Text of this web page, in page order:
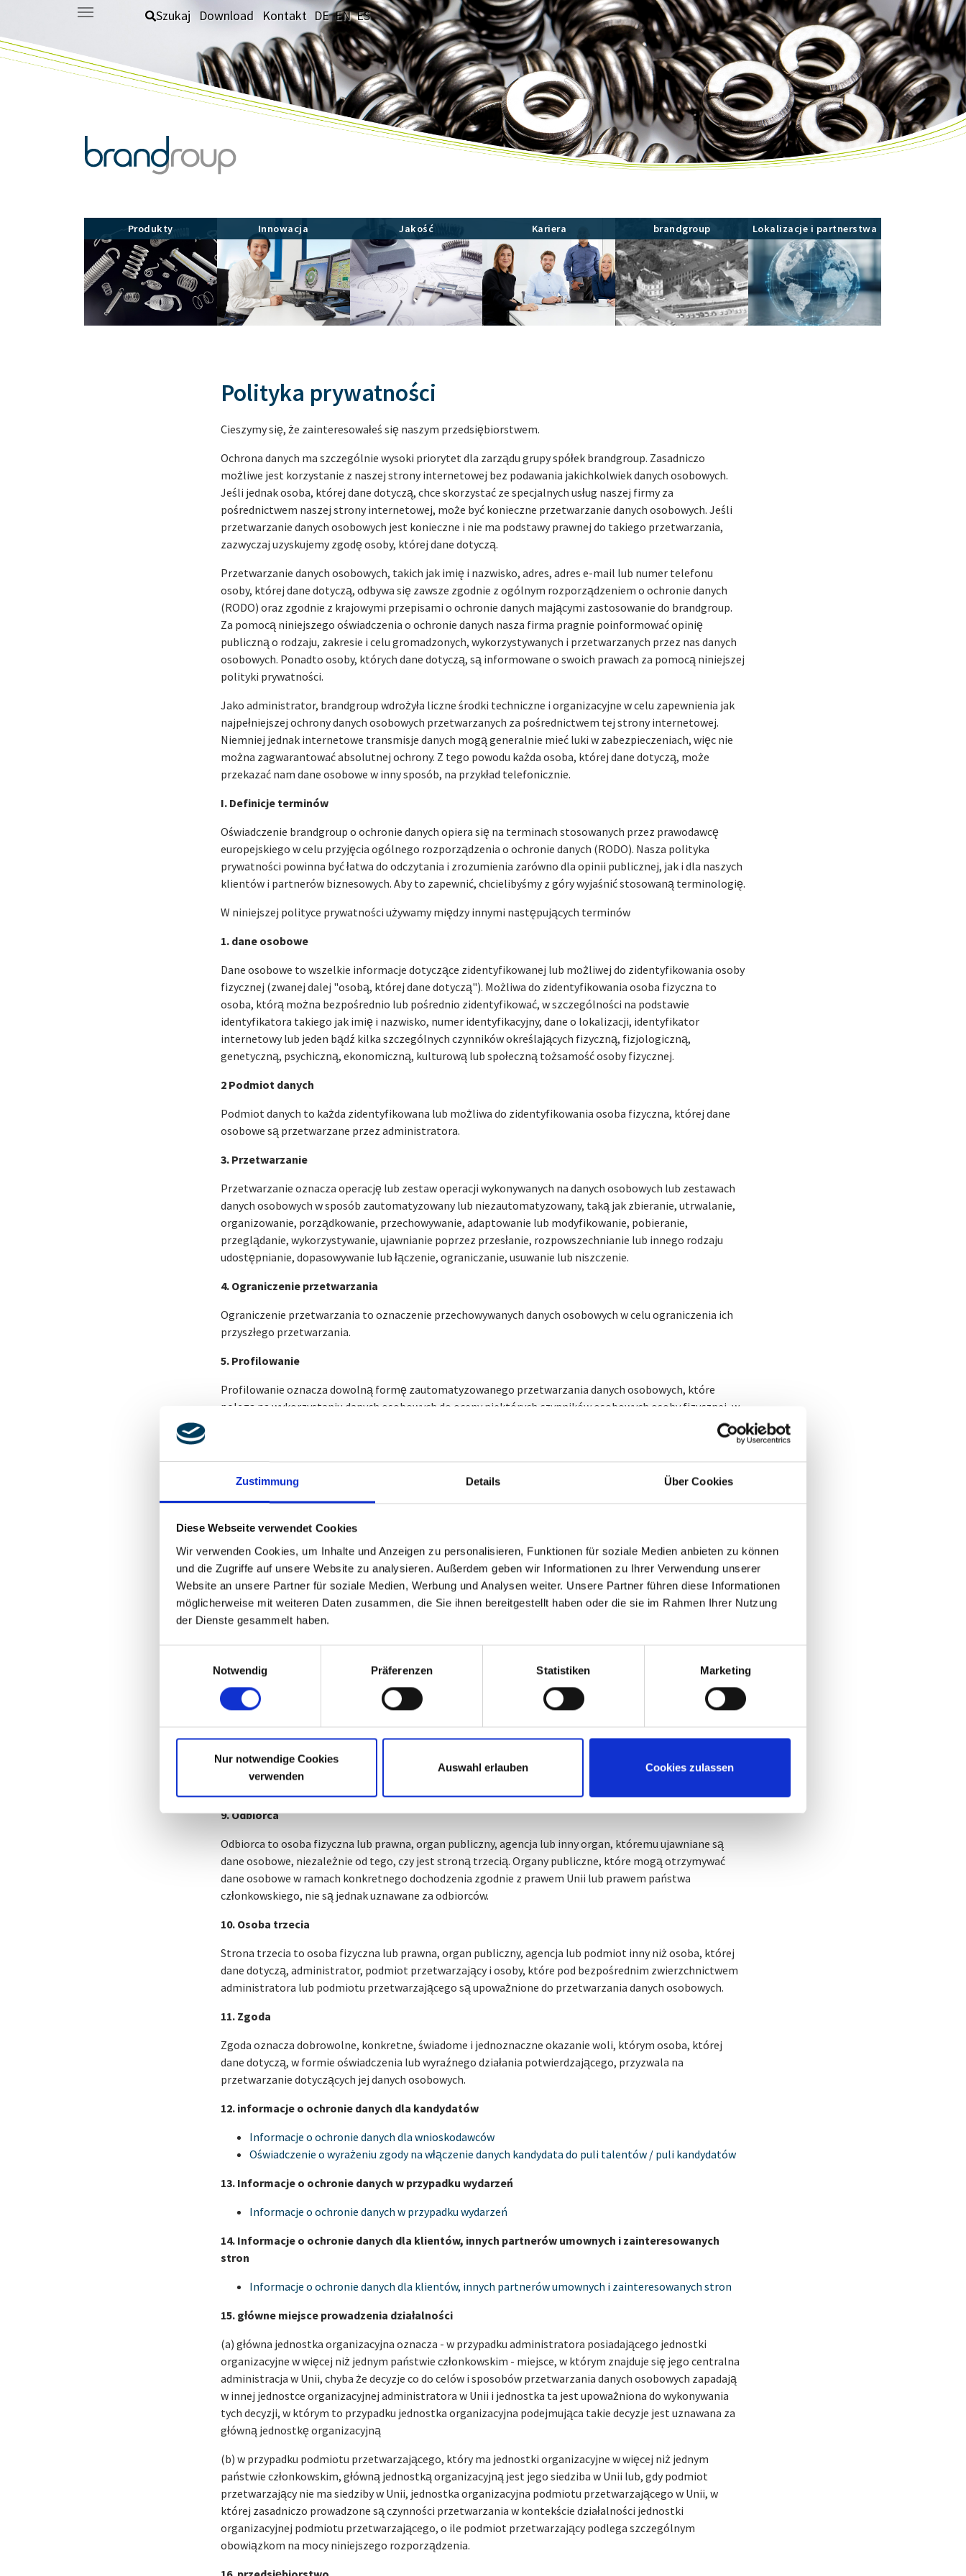
Zustimmung Details Über Cookies
Diese Webseite verwendet Cookies
Wir verwenden Cookies, um Inhalte und Anzeigen zu personalisieren, Funktionen für soziale Medien anbieten zu können
und die Zugriffe auf unsere Website zu analysieren. Außerdem geben wir Informationen zu Ihrer Verwendung unserer
Website an unsere Partner für soziale Medien, Werbung und Analysen weiter. Unsere Partner führen diese Informationen
möglicherweise mit weiteren Daten zusammen, die Sie ihnen bereitgestellt haben oder die sie im Rahmen Ihrer Nutzung
der Dienste gesammelt haben.
Notwendig
Präferenzen Statistiken Marketing
Nur notwendige Cookies
verwenden
Auswahl erlauben Cookies zulassen
Skip to main content Szukaj Download Kontakt DE EN ES
Produkty Innowacja Jakość Kariera brandgroup Lokalizacje i partnerstwa
Polityka prywatności
Cieszymy się, że zainteresowałeś się naszym przedsiębiorstwem.
Ochrona danych ma szczególnie wysoki priorytet dla zarządu grupy spółek brandgroup. Zasadniczo
możliwe jest korzystanie z naszej strony internetowej bez podawania jakichkolwiek danych osobowych.
Jeśli jednak osoba, której dane dotyczą, chce skorzystać ze specjalnych usług naszej firmy za
pośrednictwem naszej strony internetowej, może być konieczne przetwarzanie danych osobowych. Jeśli
przetwarzanie danych osobowych jest konieczne i nie ma podstawy prawnej do takiego przetwarzania,
zazwyczaj uzyskujemy zgodę osoby, której dane dotyczą.
Przetwarzanie danych osobowych, takich jak imię i nazwisko, adres, adres e-mail lub numer telefonu
osoby, której dane dotyczą, odbywa się zawsze zgodnie z ogólnym rozporządzeniem o ochronie danych
(RODO) oraz zgodnie z krajowymi przepisami o ochronie danych mającymi zastosowanie do brandgroup.
Za pomocą niniejszego oświadczenia o ochronie danych nasza firma pragnie poinformować opinię
publiczną o rodzaju, zakresie i celu gromadzonych, wykorzystywanych i przetwarzanych przez nas danych
osobowych. Ponadto osoby, których dane dotyczą, są informowane o swoich prawach za pomocą niniejszej
polityki prywatności.
Jako administrator, brandgroup wdrożyła liczne środki techniczne i organizacyjne w celu zapewnienia jak
najpełniejszej ochrony danych osobowych przetwarzanych za pośrednictwem tej strony internetowej.
Niemniej jednak internetowe transmisje danych mogą generalnie mieć luki w zabezpieczeniach, więc nie
można zagwarantować absolutnej ochrony. Z tego powodu każda osoba, której dane dotyczą, może
przekazać nam dane osobowe w inny sposób, na przykład telefonicznie.
I. Definicje terminów
Oświadczenie brandgroup o ochronie danych opiera się na terminach stosowanych przez prawodawcę
europejskiego w celu przyjęcia ogólnego rozporządzenia o ochronie danych (RODO). Nasza polityka
prywatności powinna być łatwa do odczytania i zrozumienia zarówno dla opinii publicznej, jak i dla naszych
klientów i partnerów biznesowych. Aby to zapewnić, chcielibyśmy z góry wyjaśnić stosowaną terminologię.
W niniejszej polityce prywatności używamy między innymi następujących terminów
1. dane osobowe
Dane osobowe to wszelkie informacje dotyczące zidentyfikowanej lub możliwej do zidentyfikowania osoby
fizycznej (zwanej dalej "osobą, której dane dotyczą"). Możliwa do zidentyfikowania osoba fizyczna to
osoba, którą można bezpośrednio lub pośrednio zidentyfikować, w szczególności na podstawie
identyfikatora takiego jak imię i nazwisko, numer identyfikacyjny, dane o lokalizacji, identyfikator
internetowy lub jeden bądź kilka szczególnych czynników określających fizyczną, fizjologiczną,
genetyczną, psychiczną, ekonomiczną, kulturową lub społeczną tożsamość osoby fizycznej.
2 Podmiot danych
Podmiot danych to każda zidentyfikowana lub możliwa do zidentyfikowania osoba fizyczna, której dane
osobowe są przetwarzane przez administratora.
3. Przetwarzanie
Przetwarzanie oznacza operację lub zestaw operacji wykonywanych na danych osobowych lub zestawach
danych osobowych w sposób zautomatyzowany lub niezautomatyzowany, taką jak zbieranie, utrwalanie,
organizowanie, porządkowanie, przechowywanie, adaptowanie lub modyfikowanie, pobieranie,
przeglądanie, wykorzystywanie, ujawnianie poprzez przesłanie, rozpowszechnianie lub innego rodzaju
udostępnianie, dopasowywanie lub łączenie, ograniczanie, usuwanie lub niszczenie.
4. Ograniczenie przetwarzania
Ograniczenie przetwarzania to oznaczenie przechowywanych danych osobowych w celu ograniczenia ich
przyszłego przetwarzania.
5. Profilowanie
Profilowanie oznacza dowolną formę zautomatyzowanego przetwarzania danych osobowych, które
polega na wykorzystaniu danych osobowych do oceny niektórych czynników osobowych osoby fizycznej, w
szczególności do analizy lub prognozy aspektów dotyczących efektów pracy tej osoby fizycznej, jej sytuacji
ekonomicznej, zdrowia, osobistych preferencji, zainteresowań, wiarygodności, zachowania, lokalizacji lub
przemieszczania się.
6. Pseudonimizacja
przypisać konkretnej osobie, której dane dotyczą, bez użycia dodatkowych informacji, pod warunkiem że
takie dodatkowe informacje są przechowywane osobno i podlegają środkom technicznym i
organizacyjnym zapewniającym, że dane osobowe nie zostaną przypisane zidentyfikowanej lub możliwej
do zidentyfikowania osobie fizycznej.
7. administrator lub administrator odpowiedzialny za przetwarzanie
Administratorem lub kontrolerem odpowiedzialnym za przetwarzanie jest osoba fizyczna lub prawna,
przetwarzania danych osobowych. Jeżeli cele i sposoby takiego przetwarzania są określone w prawie Unii
lub w prawie państwa członkowskiego, administrator lub szczególne kryteria jego wyznaczania mogą być
przewidziane w prawie Unii lub w prawie państwa członkowskiego.
8. Podmiot przetwarzający
Podmiot przetwarzający to osoba fizyczna lub prawna, organ publiczny, agencja lub inny organ, który
9. Odbiorca
Odbiorca to osoba fizyczna lub prawna, organ publiczny, agencja lub inny organ, któremu ujawniane są
dane osobowe, niezależnie od tego, czy jest stroną trzecią. Organy publiczne, które mogą otrzymywać
dane osobowe w ramach konkretnego dochodzenia zgodnie z prawem Unii lub prawem państwa
członkowskiego, nie są jednak uznawane za odbiorców.
10. Osoba trzecia
Strona trzecia to osoba fizyczna lub prawna, organ publiczny, agencja lub podmiot inny niż osoba, której
dane dotyczą, administrator, podmiot przetwarzający i osoby, które pod bezpośrednim zwierzchnictwem
administratora lub podmiotu przetwarzającego są upoważnione do przetwarzania danych osobowych.
11. Zgoda
Zgoda oznacza dobrowolne, konkretne, świadome i jednoznaczne okazanie woli, którym osoba, której
dane dotyczą, w formie oświadczenia lub wyraźnego działania potwierdzającego, przyzwala na
przetwarzanie dotyczących jej danych osobowych.
12. informacje o ochronie danych dla kandydatów
Informacje o ochronie danych dla wnioskodawców
Oświadczenie o wyrażeniu zgody na włączenie danych kandydata do puli talentów / puli kandydatów
13. Informacje o ochronie danych w przypadku wydarzeń
Informacje o ochronie danych w przypadku wydarzeń
14. Informacje o ochronie danych dla klientów, innych partnerów umownych i zainteresowanych
stron
Informacje o ochronie danych dla klientów, innych partnerów umownych i zainteresowanych stron
15. główne miejsce prowadzenia działalności
(a) główna jednostka organizacyjna oznacza - w przypadku administratora posiadającego jednostki
organizacyjne w więcej niż jednym państwie członkowskim - miejsce, w którym znajduje się jego centralna
administracja w Unii, chyba że decyzje co do celów i sposobów przetwarzania danych osobowych zapadają
w innej jednostce organizacyjnej administratora w Unii i jednostka ta jest upoważniona do wykonywania
tych decyzji, w którym to przypadku jednostka organizacyjna podejmująca takie decyzje jest uznawana za
główną jednostkę organizacyjną
(b) w przypadku podmiotu przetwarzającego, który ma jednostki organizacyjne w więcej niż jednym
państwie członkowskim, główną jednostką organizacyjną jest jego siedziba w Unii lub, gdy podmiot
przetwarzający nie ma siedziby w Unii, jednostka organizacyjna podmiotu przetwarzającego w Unii, w
której zasadniczo prowadzone są czynności przetwarzania w kontekście działalności jednostki
organizacyjnej podmiotu przetwarzającego, o ile podmiot przetwarzający podlega szczególnym
obowiązkom na mocy niniejszego rozporządzenia.